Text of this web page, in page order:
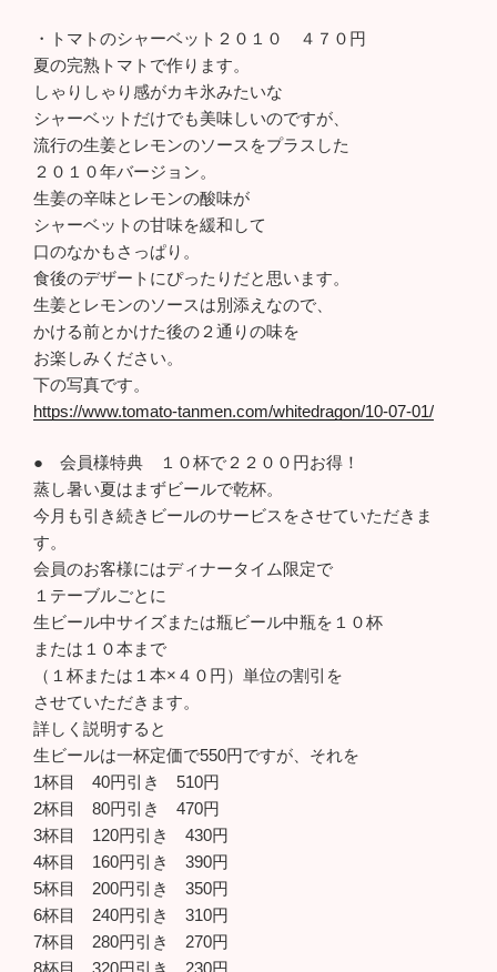
・トマトのシャーベット２０１０ ４７０円
夏の完熟トマトで作ります。
しゃりしゃり感がカキ氷みたいな
シャーベットだけでも美味しいのですが、
流行の生姜とレモンのソースをプラスした
２０１０年バージョン。
生姜の辛味とレモンの酸味が
シャーベットの甘味を緩和して
口のなかもさっぱり。
食後のデザートにぴったりだと思います。
生姜とレモンのソースは別添えなので、
かける前とかけた後の２通りの味を
お楽しみください。
下の写真です。
https://www.tomato-tanmen.com/whitedragon/10-07-01/
● 会員様特典 １０杯で２２００円お得！
蒸し暑い夏はまずビールで乾杯。
今月も引き続きビールのサービスをさせていただきま
す。
会員のお客様にはディナータイム限定で
１テーブルごとに
生ビール中サイズまたは瓶ビール中瓶を１０杯
または１０本まで
（１杯または１本×４０円）単位の割引を
させていただきます。
詳しく説明すると
生ビールは一杯定価で550円ですが、それを
1杯目 40円引き 510円
2杯目 80円引き 470円
3杯目 120円引き 430円
4杯目 160円引き 390円
5杯目 200円引き 350円
6杯目 240円引き 310円
7杯目 280円引き 270円